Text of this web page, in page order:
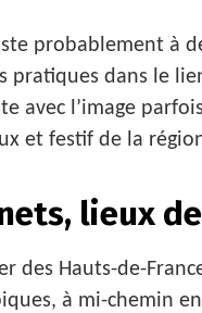
probablement à
pratiques dans le
avec l’image
et festif de la
lieux
des Hauts-de-
à mi-chemin